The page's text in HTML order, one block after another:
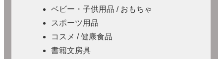
ベビー・子供用品 / おもちゃ
スポーツ用品
コスメ / 健康食品
書籍文房具